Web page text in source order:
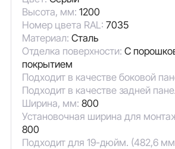
Высота, мм: 1200
Номер цвета RAL: 7035
Материал: Сталь
Отделка поверхности: С
покрытием
Подходит в качестве боковой
Подходит в качестве задней
Ширина, мм: 800
Установочная ширина для
800
Подходит для 19-дюйм. (482,6